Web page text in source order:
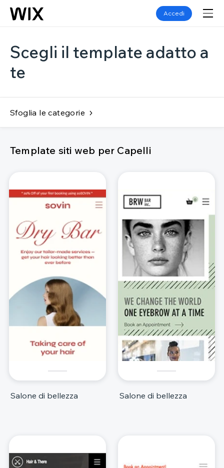
Accedi
Scegli il template adatto a
te
Sfoglia le categorie
Template siti web per Capelli
Salone di bellezza Salone di bellezza